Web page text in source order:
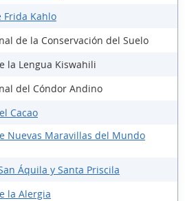
Frida Kahlo
de la Conservación del Suelo
la Lengua Kiswahili
del Cóndor Andino
Cacao
Nuevas Maravillas del Mundo
Áquila y Santa Priscila
la Alergia